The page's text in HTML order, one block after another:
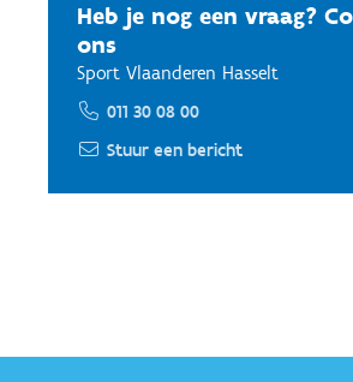
Heb je nog een vraag?
ons
Sport Vlaanderen Hasselt
011 30 08 00
Stuur een bericht